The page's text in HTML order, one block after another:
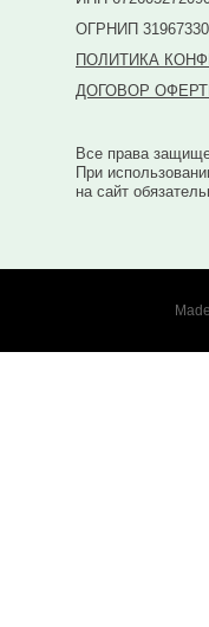
ОГРНИП
ПОЛИТИКА
ДОГОВОР
Все права
При
на сайт